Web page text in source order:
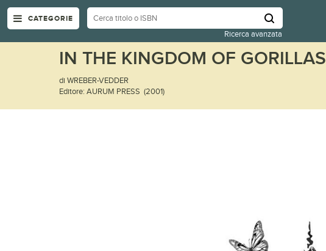
CATEGORIE
Ricerca avanzata
IN THE KINGDOM OF GORILLAS
di WREBER-VEDDER
Editore: AURUM PRESS (2001)